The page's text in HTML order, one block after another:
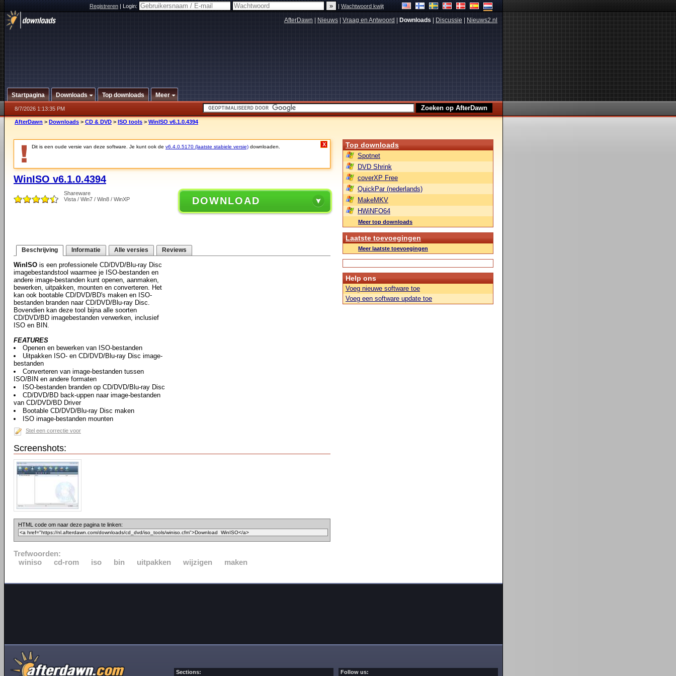
Registreren|Login: |Wachtwoord kwijt
AfterDawn Nieuws Vraag en Antwoord Downloads Discussie Nieuws2.nl
Startpagina Downloads Top downloads Meer
8/7/2026 1:13:35 PM
AfterDawn > Downloads > CD & DVD > ISO tools > WinISO v6.1.0.4394
Dit is een oude versie van deze software. Je kunt ook de v6.4.0.5170 (laatste stabiele versie) downloaden. X
WinISO v6.1.0.4394
Shareware
Vista / Win7 / Win8 / WinXP
DOWNLOAD
Beschrijving Informatie Alle versies Reviews
WinISO is een professionele CD/DVD/Blu-ray Disc
imagebestandstool waarmee je ISO-bestanden en
andere image-bestanden kunt openen, aanmaken,
bewerken, uitpakken, mounten en converteren. Het
kan ook bootable CD/DVD/BD's maken en ISO-
bestanden branden naar CD/DVD/Blu-ray Disc.
Bovendien kan deze tool bijna alle soorten
CD/DVD/BD imagebestanden verwerken, inclusief
ISO en BIN.
FEATURES
Openen en bewerken van ISO-bestanden
Uitpakken ISO- en CD/DVD/Blu-ray Disc image-
bestanden
Converteren van image-bestanden tussen
ISO/BIN en andere formaten
ISO-bestanden branden op CD/DVD/Blu-ray Disc
CD/DVD/BD back-uppen naar image-bestanden
van CD/DVD/BD Driver
Bootable CD/DVD/Blu-ray Disc maken
ISO image-bestanden mounten
Stel een correctie voor
Screenshots:
HTML code om naar deze pagina te linken:
Trefwoorden:
winiso
cd-rom iso bin uitpakken wijzigen maken
Top downloads
Spotnet
DVD Shrink
coverXP Free
QuickPar (nederlands)
MakeMKV
HWiNFO64
Meer top downloads
Laatste toevoegingen
Meer laatste toevoegingen
Help ons
Voeg nieuwe software toe
Voeg een software update toe
Sections: Follow us: